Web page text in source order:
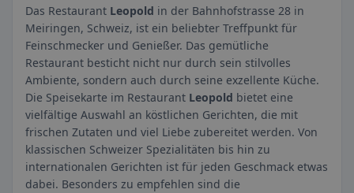
Das Restaurant Leopold in der Bahnhofstrasse 28 in
Meiringen, Schweiz, ist ein beliebter Treffpunkt für
Feinschmecker und Genießer. Das gemütliche
Restaurant besticht nicht nur durch sein stilvolles
Ambiente, sondern auch durch seine exzellente Küche.
Die Speisekarte im Restaurant Leopold bietet eine
vielfältige Auswahl an köstlichen Gerichten, die mit
frischen Zutaten und viel Liebe zubereitet werden. Von
klassischen Schweizer Spezialitäten bis hin zu
internationalen Gerichten ist für jeden Geschmack etwas
dabei. Besonders zu empfehlen sind die